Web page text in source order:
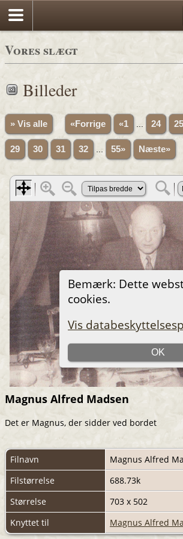
Vores slægt
Billeder
» Vis alle «Forrige «1 24 25
29 30 31 32 ... 55» Næste»
Magnus Alfred Madsen
Det er Magnus, der sidder ved bordet
Filnavn
Magnus Alfred
Filstørrelse
688.73k
Størrelse
703 x 502
Knyttet til
Magnus Alfred